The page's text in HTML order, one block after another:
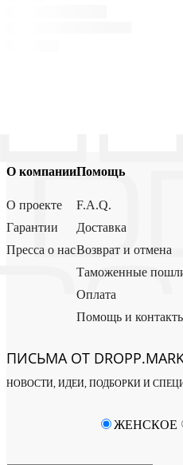
О компании
О проекте
Гарантии
Пресса о нас
Помощь
F.A.Q.
Доставка
Возврат и отмена
Таможенные
Оплата
Помощь и
ПИСЬМА ОТ
НОВОСТИ, ИДЕИ, ПОДБОРКИ И
ЖЕНСКОЕ